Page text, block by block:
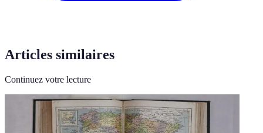
Articles similaires
Continuez votre lecture